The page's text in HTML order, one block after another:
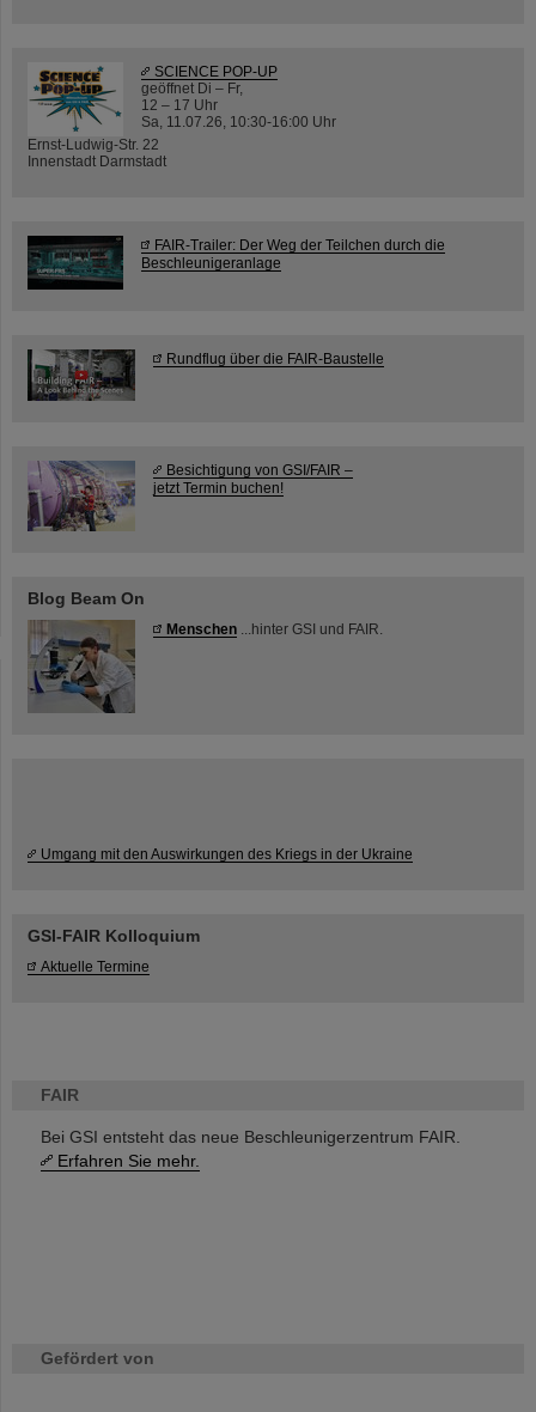
FAIR
Bei GSI entsteht das neue Beschleunigerzentrum FAIR.
Erfahren Sie mehr.
Gefördert von
SCIENCE POP-UP
geöffnet Di – Fr,
12 – 17 Uhr
Sa, 11.07.26, 10:30-16:00 Uhr
Ernst-Ludwig-Str. 22
Innenstadt Darmstadt
FAIR-Trailer: Der Weg der Teilchen durch die
Beschleunigeranlage
Rundflug über die FAIR-Baustelle
Besichtigung von GSI/FAIR –
jetzt Termin buchen!
Blog Beam On
Menschen ...hinter GSI und FAIR.
Umgang mit den Auswirkungen des Kriegs in der Ukraine
GSI-FAIR Kolloquium
Aktuelle Termine